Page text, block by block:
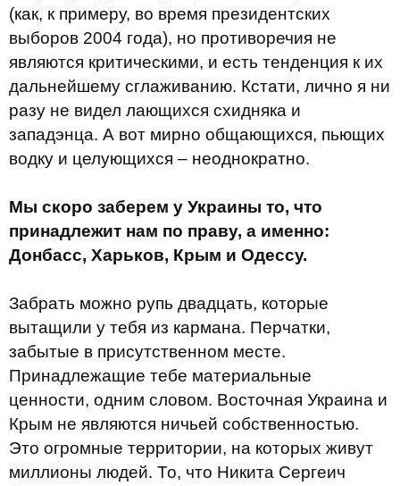
(как, к примеру, во время президентских
выборов 2004 года), но противоречия не
являются критическими, и есть тенденция к их
дальнейшему сглаживанию. Кстати, лично я ни
разу не видел лающихся схидняка и
западэнца. А вот мирно общающихся, пьющих
водку и целующихся – неоднократно.
Мы скоро заберем у Украины то, что
принадлежит нам по праву, а именно:
Донбасс, Харьков, Крым и Одессу.
Забрать можно рупь двадцать, которые
вытащили у тебя из кармана. Перчатки,
забытые в присутственном месте.
Принадлежащие тебе материальные
ценности, одним словом. Восточная Украина и
Крым не являются ничьей собственностью.
Это огромные территории, на которых живут
миллионы людей. То, что Никита Сергеич